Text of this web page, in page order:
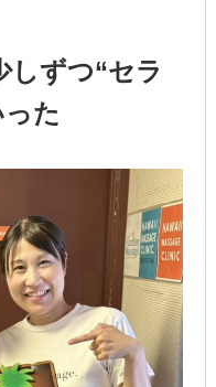
しずつ“セラ
た